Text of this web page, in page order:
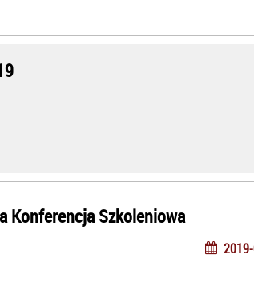
Konferencja Szkoleniowa